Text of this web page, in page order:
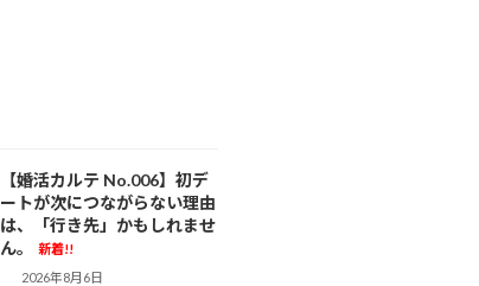
【婚活カルテ No.006】初デ
ートが次につながらない理由
は、「行き先」かもしれませ
ん。
新着!!
2026年8月6日